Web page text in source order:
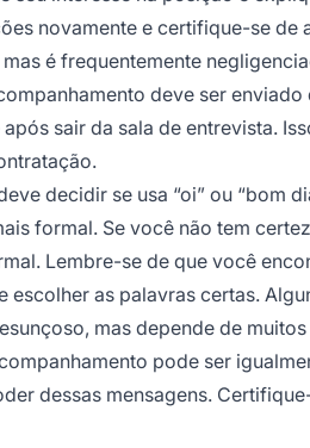
novamente e certifique-se
é frequentemente
deve ser
sair da sala de entrevista.
decidir se usa “oi” ou “bom
formal. Se você não tem
Lembre-se de que você
escolher as palavras certas.
mas depende de
pode ser
dessas mensagens.